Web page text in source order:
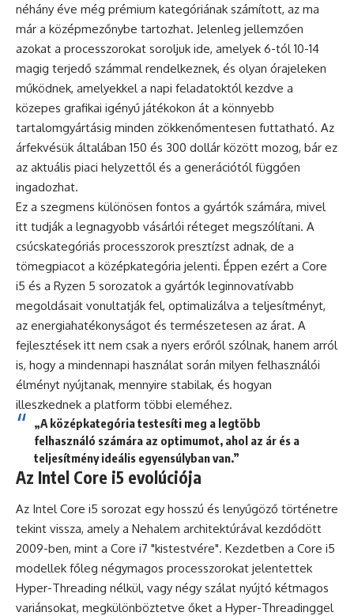
néhány éve még prémium kategóriának számított, az ma
már a középmezőnybe tartozhat. Jelenleg jellemzően
azokat a processzorokat soroljuk ide, amelyek 6-tól 10-14
magig terjedő számmal rendelkeznek, és olyan órajeleken
működnek, amelyekkel a napi feladatoktól kezdve a
közepes grafikai igényű játékokon át a könnyebb
tartalomgyártásig minden zökkenőmentesen futtatható. Az
árfekvésük általában 150 és 300 dollár között mozog, bár ez
az aktuális piaci helyzettől és a generációtól függően
ingadozhat.
Ez a szegmens különösen fontos a gyártók számára, mivel
itt tudják a legnagyobb vásárlói réteget megszólítani. A
csúcskategóriás processzorok presztízst adnak, de a
tömegpiacot a középkategória jelenti. Éppen ezért a Core
i5 és a Ryzen 5 sorozatok a gyártók leginnovatívabb
megoldásait vonultatják fel, optimalizálva a teljesítményt,
az energiahatékonyságot és természetesen az árat. A
fejlesztések itt nem csak a nyers erőről szólnak, hanem arról
is, hogy a mindennapi használat során milyen felhasználói
élményt nyújtanak, mennyire stabilak, és hogyan
illeszkednek a platform többi eleméhez.
„A középkategória testesíti meg a legtöbb
felhasználó számára az optimumot, ahol az ár és a
teljesítmény ideális egyensúlyban van.”
Az Intel Core i5 evolúciója
Az Intel Core i5 sorozat egy hosszú és lenyűgöző történetre
tekint vissza, amely a Nehalem architektúrával kezdődött
2009-ben, mint a Core i7 "kistestvére". Kezdetben a Core i5
modellek főleg négymagos processzorokat jelentettek
Hyper-Threading nélkül, vagy négy szálat nyújtó kétmagos
variánsokat, megkülönböztetve őket a Hyper-Threadinggel